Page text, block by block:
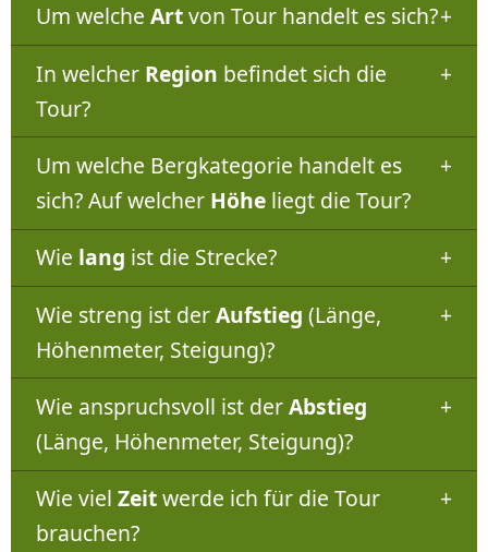
Um welche Artvon Tour handelt es sich?
In welcher Region befindet sich die
Tour?
Um welche Bergkategorie handelt es
sich? Auf welcher Höheliegt die Tour?
Wie lang ist die Strecke?
Wie streng ist derAufstieg (Länge,
Höhenmeter, Steigung)?
Wie anspruchsvoll ist derAbstieg
(Länge, Höhenmeter, Steigung)?
Wie viel Zeitwerde ich für die Tour
brauchen?